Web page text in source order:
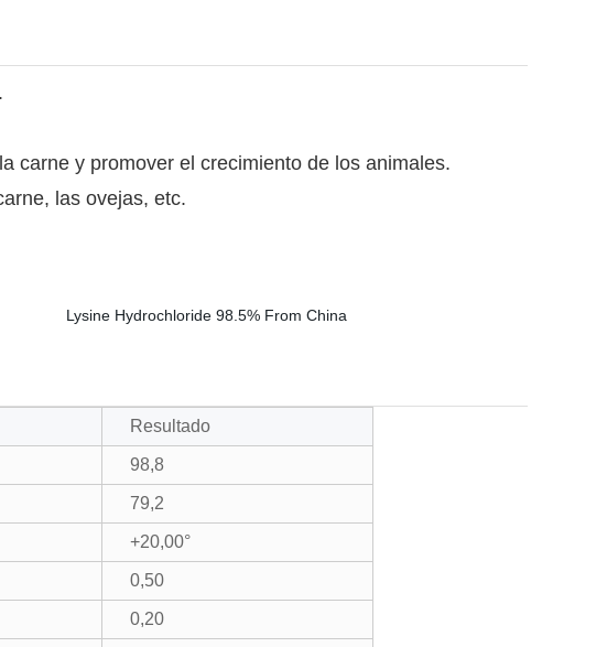
carne y promover el crecimiento de los animales.
las ovejas, etc.
Resultado
98,8
79,2
+20,00°
0,50
0,20